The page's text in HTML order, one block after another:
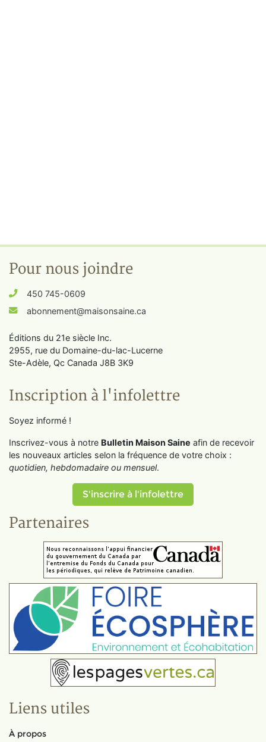
Pour nous joindre
450 745-0609
abonnement@maisonsaine.ca
Éditions du 21e siècle Inc.
2955, rue du Domaine-du-lac-Lucerne
Ste-Adèle, Qc Canada J8B 3K9
Inscription à l'infolettre
Soyez informé !
Inscrivez-vous à notre Bulletin Maison Saine afin de recevoir
les nouveaux articles selon la fréquence de votre choix :
quotidien, hebdomadaire ou mensuel.
S'inscrire à l'infolettre
Partenaires
Liens utiles
À propos